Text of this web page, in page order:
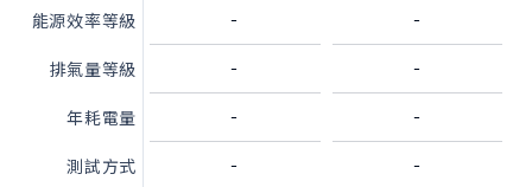
能源效率等級 - -
排氣量等級 - -
年耗電量 - -
測試方式 - -